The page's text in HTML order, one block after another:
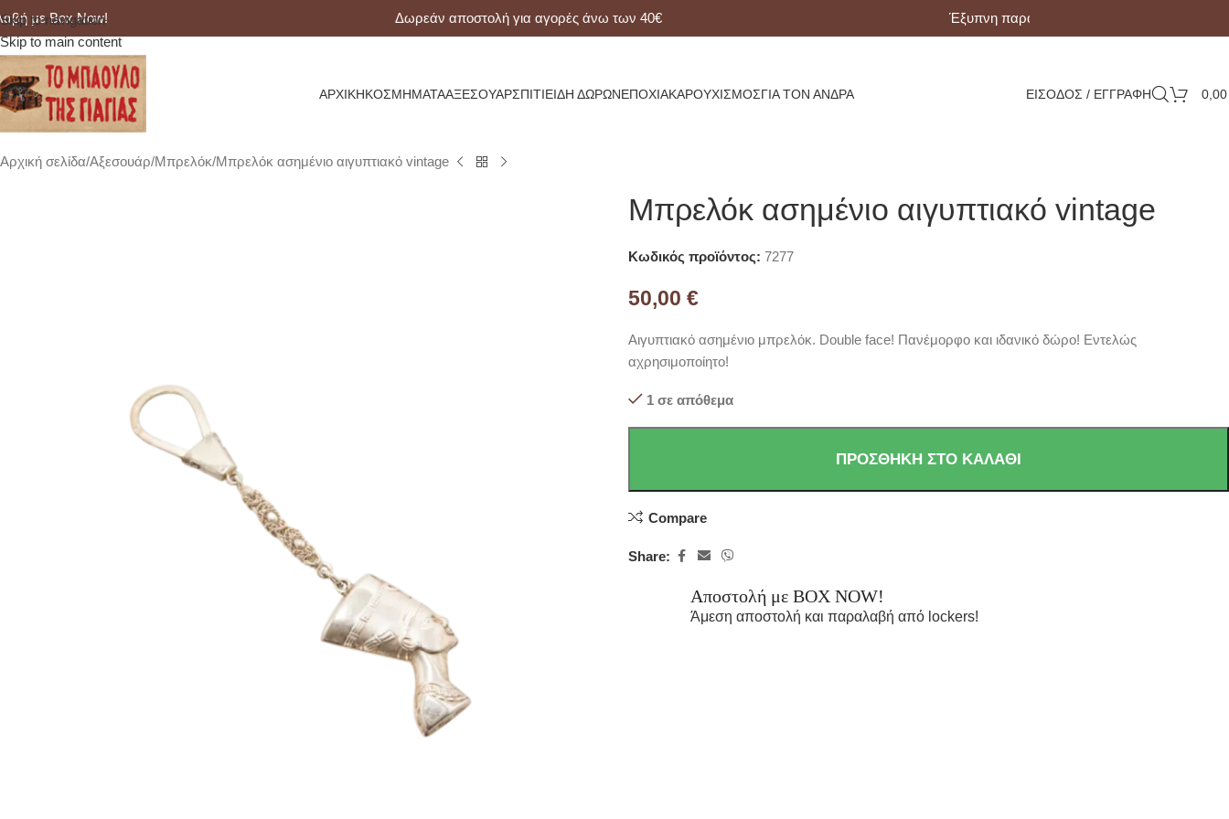
Skip to navigation
Skip to main content
Box Now! Δωρεάν αποστολή για αγορές άνω των 40€ Έξυπνη παραλαβή με Box Now!
ΑΡΧΙΚΉΚΟΣΜΉΜΑΤΑΑΞΕΣΟΥΆΡΣΠΊΤΙΕΊΔΗ ΔΏΡΩΝΕΠΟΧΙΑΚΆΡΟΥΧΙΣΜΌΣΓΙΑ ΤΟΝ ΆΝΔΡΑ ΕΙΣΟΔΟΣ / ΕΓΓΡΑΦΗ
Αρχική σελίδα Αξεσουάρ Μπρελόκ Μπρελόκ ασημένιο αιγυπτιακό vintage
Μπρελόκ ασημένιο αιγυπτιακό vintage
Κωδικός προϊόντος: 7277
50,00 €
Αιγυπτιακό ασημένιο μπρελόκ. Double face! Πανέμορφο και ιδανικό δώρο! Εντελώς
αχρησιμοποίητο!
1 σε απόθεμα
ΠΡΟΣΘΉΚΗ ΣΤΟ ΚΑΛΆΘΙ
Compare
Share:
Αποστολή με BOX NOW!
Άμεση αποστολή και παραλαβή από lockers!